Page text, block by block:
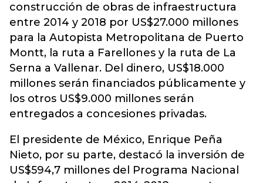
construcción de obras de infraestructura
entre 2014 y 2018 por US$27.000 millones
para la Autopista Metropolitana de Puerto
Montt, la ruta a Farellones y la ruta de La
Serna a Vallenar. Del dinero, US$18.000
millones serán financiados públicamente y
los otros US$9.000 millones serán
entregados a concesiones privadas.
El presidente de México, Enrique Peña
Nieto, por su parte, destacó la inversión de
US$594,7 millones del Programa Nacional